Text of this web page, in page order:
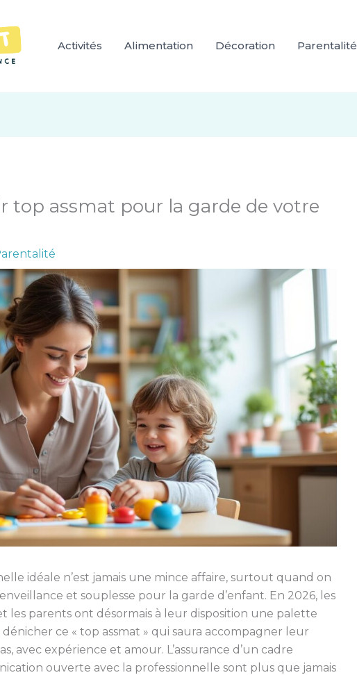
Activités Alimentation Décoration Parentalité
top assmat pour la garde de votre
idéale n’est jamais une mince affaire, surtout quand on
et souplesse pour la garde d’enfant. En 2026, les
les parents ont désormais à leur disposition une palette
ce « top assmat » qui saura accompagner leur
avec expérience et amour. L’assurance d’un cadre
ouverte avec la professionnelle sont plus que jamais